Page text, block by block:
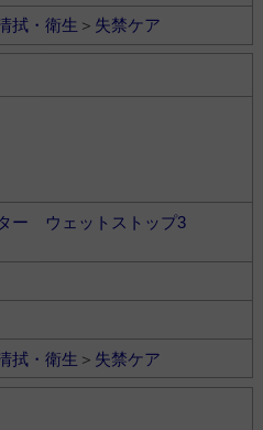
拭・衛生 ＞ 失禁ケア
ー ウェットストップ3
拭・衛生 ＞ 失禁ケア